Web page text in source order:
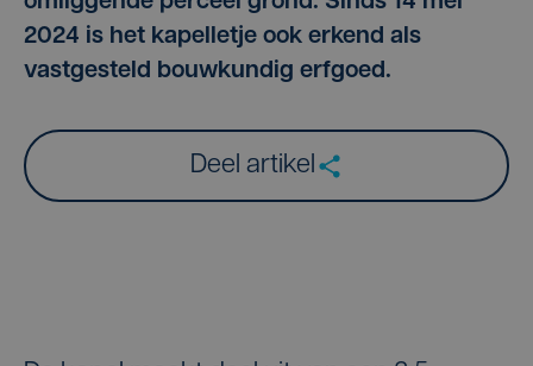
2024 is het kapelletje ook erkend als
vastgesteld bouwkundig erfgoed.
Deel artikel